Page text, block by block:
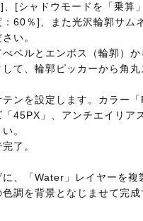
、[シャドウモードを「乗
：60％]、また光沢輪郭サム
い。
べベルとエンボス（輪郭）
して、輪郭ピッカーから角丸
テンを設定します。カラー
「45PX」、アンチエイリア
。
了。
に、「Water」レイヤーを
色調を背景となじませて完成